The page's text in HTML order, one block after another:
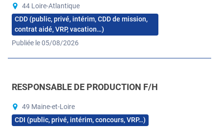
44 Loire-Atlantique
CDD (public, privé, intérim, CDD de mission,
contrat aidé, VRP, vacation…)
Publiée le 05/08/2026
RESPONSABLE DE PRODUCTION F/H
49 Maine-et-Loire
CDI (public, privé, intérim, concours, VRP…)